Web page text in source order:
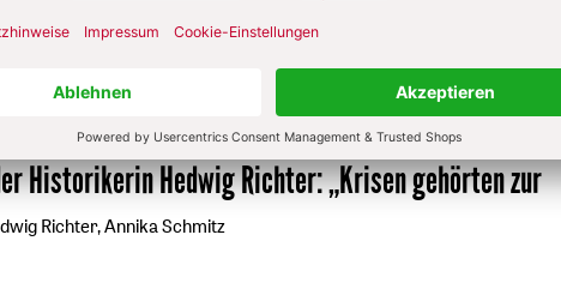
Schmitz
Historikerin Hedwig Richter:„Krisen gehörten zur
Richter, Annika Schmitz